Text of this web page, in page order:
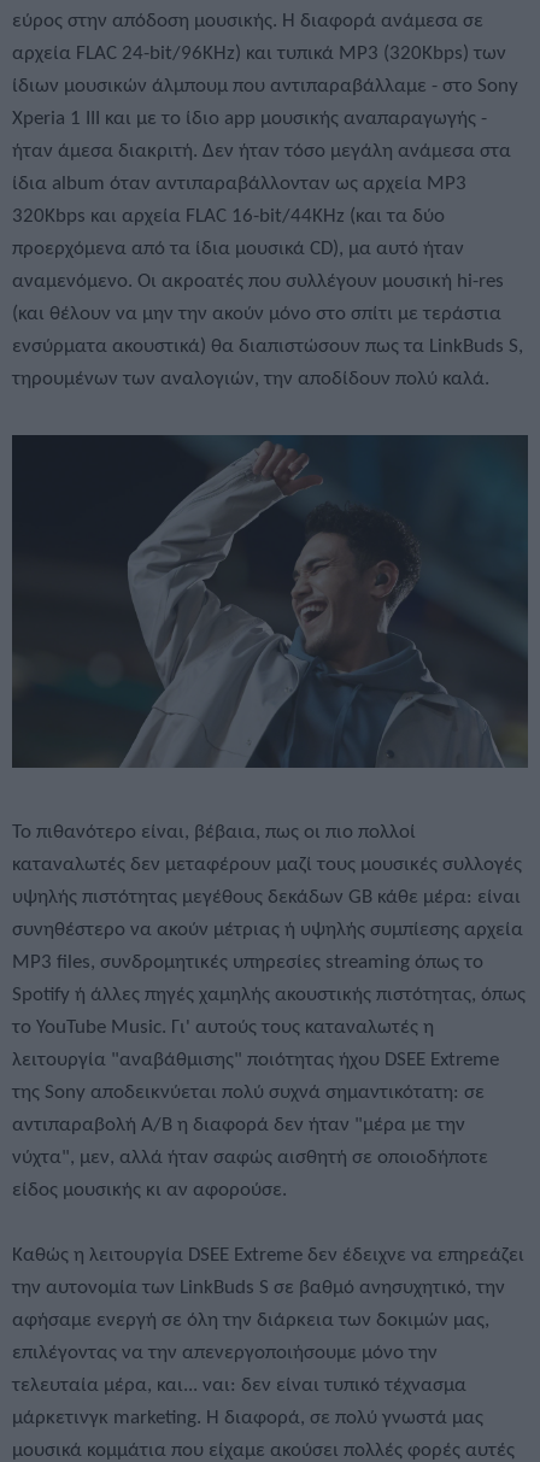
εύρος στην απόδοση μουσικής. Η διαφορά ανάμεσα σε
αρχεία FLAC 24-bit/96KHz) και τυπικά MP3 (320Kbps) των
ίδιων μουσικών άλμπουμ που αντιπαραβάλλαμε - στο Sony
Xperia 1 III και με το ίδιο app μουσικής αναπαραγωγής -
ήταν άμεσα διακριτή. Δεν ήταν τόσο μεγάλη ανάμεσα στα
ίδια album όταν αντιπαραβάλλονταν ως αρχεία MP3
320Kbps και αρχεία FLAC 16-bit/44KHz (και τα δύο
προερχόμενα από τα ίδια μουσικά CD), μα αυτό ήταν
αναμενόμενο. Οι ακροατές που συλλέγουν μουσική hi-res
(και θέλουν να μην την ακούν μόνο στο σπίτι με τεράστια
ενσύρματα ακουστικά) θα διαπιστώσουν πως τα LinkBuds S,
τηρουμένων των αναλογιών, την αποδίδουν πολύ καλά.
Το πιθανότερο είναι, βέβαια, πως οι πιο πολλοί
καταναλωτές δεν μεταφέρουν μαζί τους μουσικές συλλογές
υψηλής πιστότητας μεγέθους δεκάδων GB κάθε μέρα: είναι
συνηθέστερο να ακούν μέτριας ή υψηλής συμπίεσης αρχεία
MP3 files, συνδρομητικές υπηρεσίες streaming όπως το
Spotify ή άλλες πηγές χαμηλής ακουστικής πιστότητας, όπως
το YouTube Music. Γι' αυτούς τους καταναλωτές η
λειτουργία "αναβάθμισης" ποιότητας ήχου DSEE Extreme
της Sony αποδεικνύεται πολύ συχνά σημαντικότατη: σε
αντιπαραβολή Α/Β η διαφορά δεν ήταν "μέρα με την
νύχτα", μεν, αλλά ήταν σαφώς αισθητή σε οποιοδήποτε
είδος μουσικής κι αν αφορούσε.
Καθώς η λειτουργία DSEE Extreme δεν έδειχνε να επηρεάζει
την αυτονομία των LinkBuds S σε βαθμό ανησυχητικό, την
αφήσαμε ενεργή σε όλη την διάρκεια των δοκιμών μας,
επιλέγοντας να την απενεργοποιήσουμε μόνο την
τελευταία μέρα, και... ναι: δεν είναι τυπικό τέχνασμα
μάρκετινγκ marketing. Η διαφορά, σε πολύ γνωστά μας
μουσικά κομμάτια που είχαμε ακούσει πολλές φορές αυτές